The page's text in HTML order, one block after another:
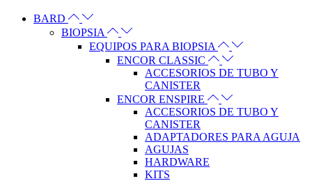
BARD
BIOPSIA
EQUIPOS PARA BIOPSIA
ENCOR CLASSIC
ACCESORIOS DE TUBO Y
CANISTER
ENCOR ENSPIRE
ACCESORIOS DE TUBO Y
CANISTER
ADAPTADORES PARA AGUJA
AGUJAS
HARDWARE
KITS